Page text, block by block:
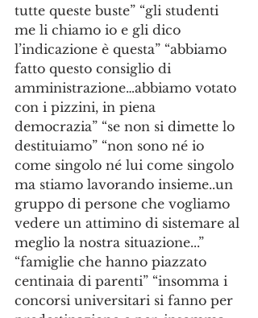
tutte queste buste” “gli studenti
me li chiamo io e gli dico
l’indicazione è questa” “abbiamo
fatto questo consiglio di
amministrazione…abbiamo votato
con i pizzini, in piena
democrazia” “se non si dimette lo
destituiamo” “non sono né io
come singolo né lui come singolo
ma stiamo lavorando insieme..un
gruppo di persone che vogliamo
vedere un attimino di sistemare al
meglio la nostra situazione...”
“famiglie che hanno piazzato
centinaia di parenti” “insomma i
concorsi universitari si fanno per